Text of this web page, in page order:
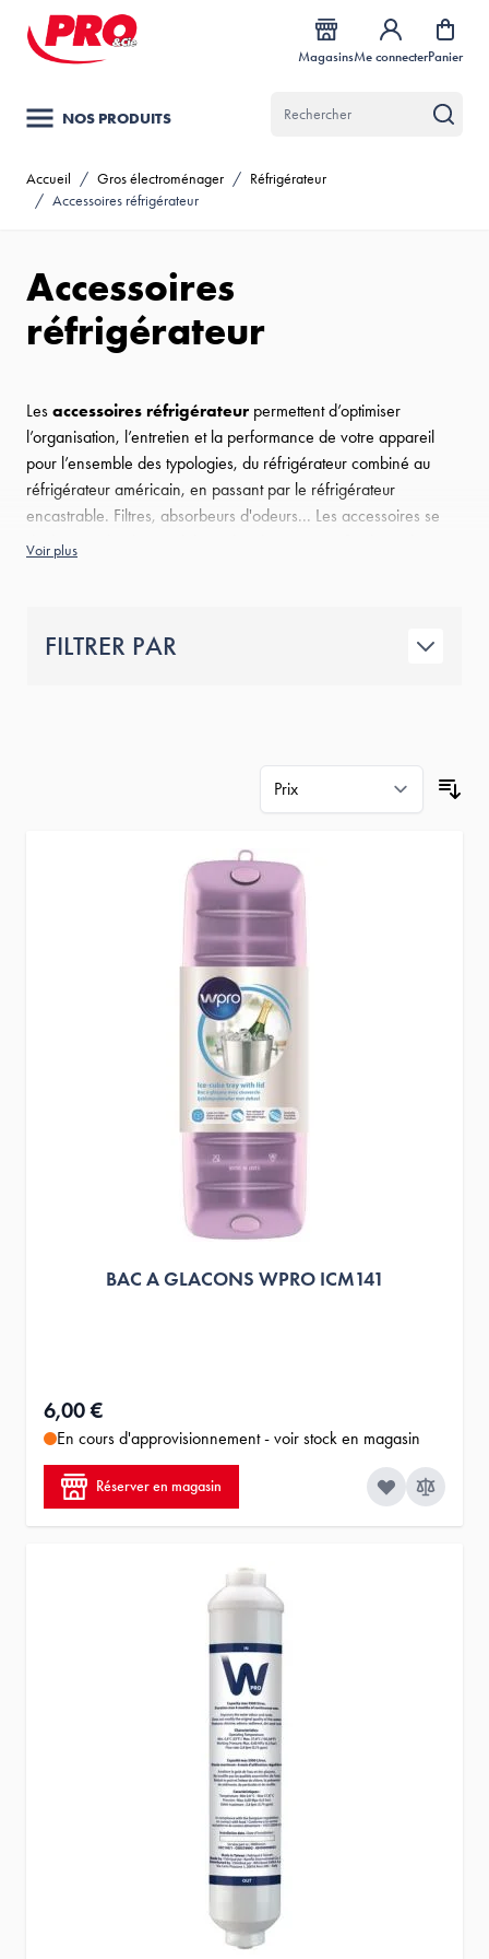
Allez au contenu
MagasinsMe connecterPanier
NOS PRODUITS
Accueil / Gros électroménager / Réfrigérateur
/ Accessoires réfrigérateur
Accessoires
réfrigérateur
Les accessoires réfrigérateur permettent d’optimiser
l’organisation, l’entretien et la performance de votre appareil
pour l’ensemble des typologies, du réfrigérateur combiné au
réfrigérateur américain, en passant par le réfrigérateur
encastrable. Filtres, absorbeurs d'odeurs... Les accessoires se
déclinent selon les modèles et les dimensions afin de s’adapter
Voir plus
FILTRER PAR
BAC A GLACONS WPRO ICM141
6,00 €
En cours d'approvisionnement - voir stock en magasin
Réserver en magasin